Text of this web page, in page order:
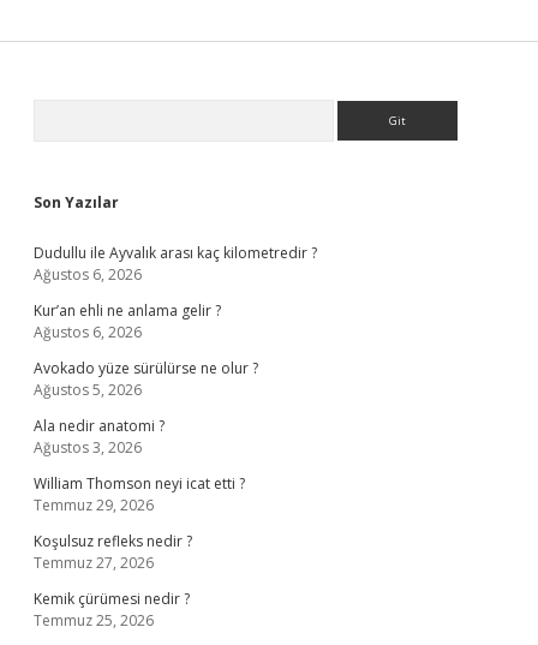
Son Yazılar
Dudullu ile Ayvalık arası kaç kilometredir ?
Ağustos 6, 2026
Kur’an ehli ne anlama gelir ?
Ağustos 6, 2026
Avokado yüze sürülürse ne olur ?
Ağustos 5, 2026
Ala nedir anatomi ?
Ağustos 3, 2026
William Thomson neyi icat etti ?
Temmuz 29, 2026
Koşulsuz refleks nedir ?
Temmuz 27, 2026
Kemik çürümesi nedir ?
Temmuz 25, 2026